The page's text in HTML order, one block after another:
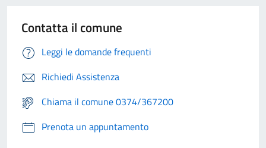
Contatta il comune
Leggi le domande frequenti
Richiedi Assistenza
Chiama il comune 0374/367200
Prenota un appuntamento